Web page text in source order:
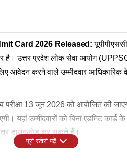
Card 2026 Released:
है। उत्तर प्रदेश लोक सेवा आयोग
के लिए आवेदन करने वाले उम्मीदवार
13 जून 2026 को आयोजित की
उम्मीदवारों को बिना एडमिट कार्ड के
डाउनलोड कर सकते हैं।
पूरी स्टोरी पढ़ें